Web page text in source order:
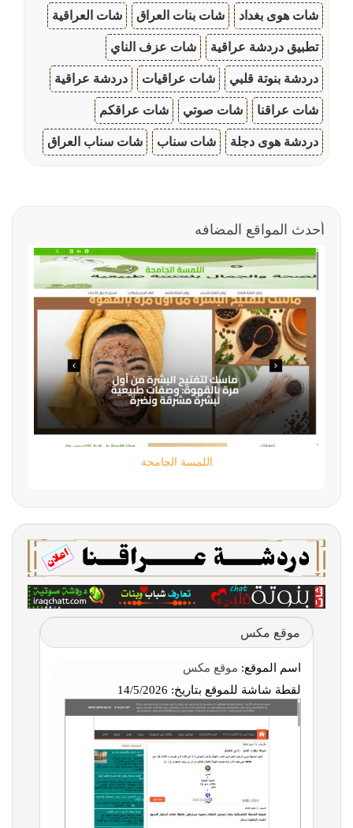
شات هوى بغداد شات بنات العراق شات العراقية
تطبيق دردشة عراقية شات عزف الناي
دردشة بنوتة قلبي شات عراقيات دردشة عراقية
شات عراقنا شات صوتي شات عراقكم
دردشة هوى دجلة شات سناب شات سناب العراق
أحدث المواقع المضافه
اللمسة الجامحة
موقع مكس
اسم الموقع: موقع مكس
لقطة شاشة للموقع بتاريخ: